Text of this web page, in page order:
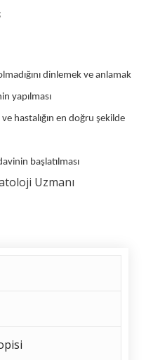
dinlemek ve anlamak
yapılması
hastalığın en doğru şekilde
başlatılması
Uzmanı